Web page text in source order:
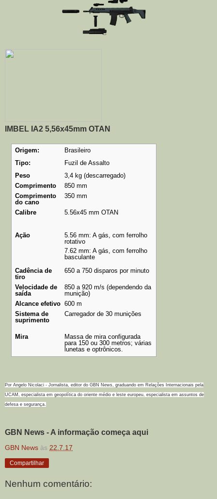
IMBEL IA2 5,56x45mm OTAN
Origem:
Tipo:
Peso
Brasileiro
Fuzil de Assalto
3,4 kg (descarregado)
Comprimento
850 mm
Comprimento
do cano
350 mm
Calibre 5.56x45 mm OTAN
Ação
5.56 mm: A gás, com ferrolho
rotativo
7.62 mm: A gás, com ferrolho
basculante
Cadência de
tiro
650 a 750 disparos por minuto
Velocidade de
saída
850 a 920 m/s (dependendo da
munição)
Alcance efetivo
600 m
Sistema de
suprimento
Carregador de 30 munições
Mira
Massa de mira configurada
para 150 ou 300 metros; várias
lunetas e optrônicos.
Por Angelo Nicolaci - Jornalista, editor do GBN News, graduando em Relações Internacionais pela
UCAM, especialista em geopolítica do oriente médio e leste europeu, especialista em assuntos de
defesa e segurança.
GBN News - A informação começa aqui
GBN News às 22.7.17
Compartilhar
Nenhum comentário: